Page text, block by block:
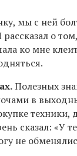
мы с ней
о
ко мне
Полезных
в
техники,
сказал: «У
не